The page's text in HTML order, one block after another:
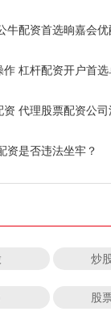
牛配资首选晌嘉会
杠杆配资开户首选
代理股票配资公
资是否违法坐牢？
炒
股